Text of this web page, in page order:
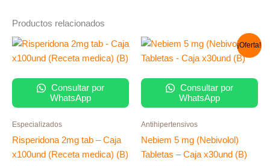
Productos relacionados
Consultar por
WhatsApp
Especializados
Risperidona 2mg tab – Caja
x100und (Receta medica) (B)
¡Oferta!
Consultar por
WhatsApp
Antihipertensivos
Nebiem 5 mg (Nebivolol)
Tabletas – Caja x30und (B)
El
original
El
precio
actual